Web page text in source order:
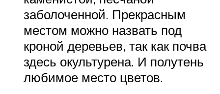
заболоченной. Прекрасным
местом можно назвать под
кроной деревьев, так как почва
здесь окультурена. И полутень
любимое место цветов.